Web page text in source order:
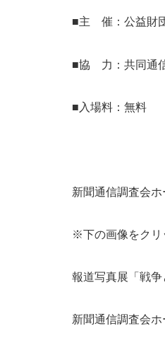
■主 催：公益財
■協 力：共同通
■入場料：無料
新聞通信調査会
※下の画像をクリ
報道写真展「戦
新聞通信調査会